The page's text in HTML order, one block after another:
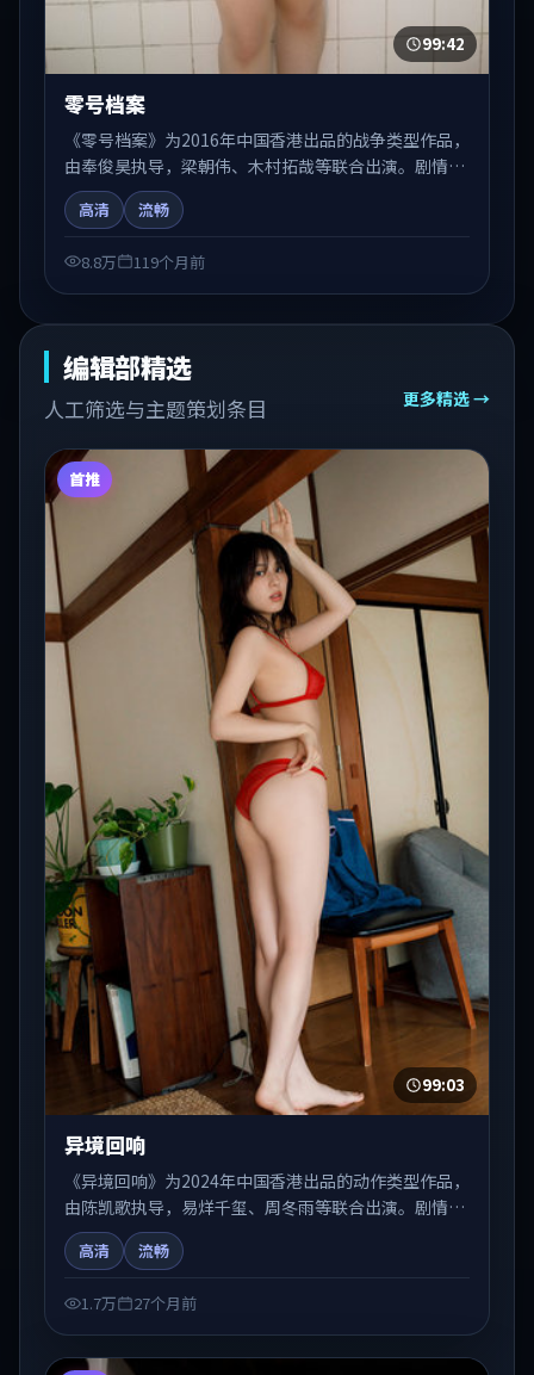
99:42
零号档案
《零号档案》为2016年中国香港出品的战争类型作品，
由奉俊昊执导，梁朝伟、木村拓哉等联合出演。剧情在
人物弧光与节奏推进中展开，兼具叙事张力与视听质
感。适合关注国产在线观看、热播国产剧与院线佳片的
高清 流畅
8.8万 119个月前
编辑部精选
人工筛选与主题策划条目 更多精选 →
首推
99:03
异境回响
《异境回响》为2024年中国香港出品的动作类型作品，
由陈凯歌执导，易烊千玺、周冬雨等联合出演。剧情在
人物弧光与节奏推进中展开，兼具叙事张力与视听质
感。适合关注国产在线观看、热播国产剧与院线佳片的
高清 流畅
1.7万 27个月前